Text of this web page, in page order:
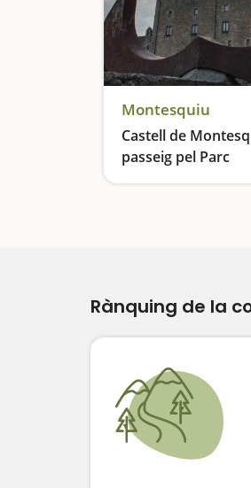
Montesquiu
Castell de
passeig pel Parc
Una fortificació en
Rànquing de la